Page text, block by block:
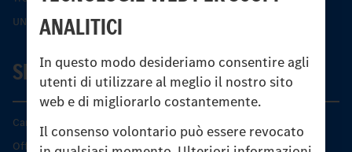
ANALITICI
In questo modo desideriamo consentire agli
utenti di utilizzare al meglio il nostro sito
web e di migliorarlo costantemente.
Il consenso volontario può essere revocato
UNI-TOUCH®
SERVIZIO
Caratteristiche di prodotto
Offerta di servizio Unimog